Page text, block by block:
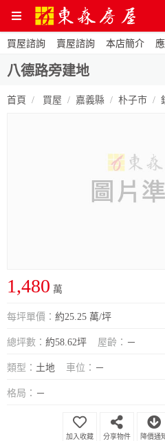
買屋諮詢 賣屋諮詢 本店簡介
八德路旁建地
首頁 買屋 嘉義縣 朴子市
1,480 萬
每坪單價： 約25.25 萬/坪
總坪數： 約58.62坪 屋齡： －
類型： 土地 車位： －
格局： －
分享物件 降價通